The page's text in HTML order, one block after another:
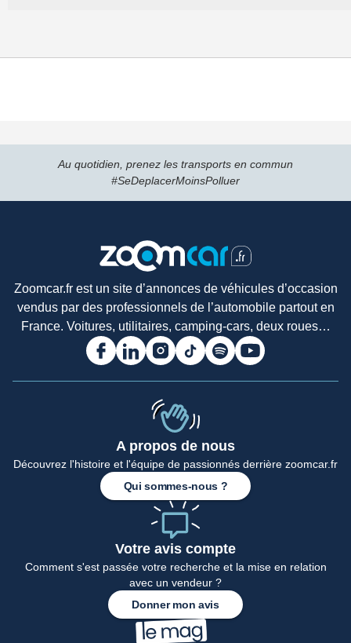
Au quotidien, prenez les transports en commun
#SeDeplacerMoinsPolluer
Zoomcar.fr est un site d’annonces de véhicules d’occasion
vendus par des professionnels de l’automobile partout en
France. Voitures, utilitaires, camping-cars, deux roues…
A propos de nous
Découvrez l'histoire et l'équipe de passionnés derrière zoomcar.fr
Qui sommes-nous ?
Votre avis compte
Comment s'est passée votre recherche et la mise en relation
avec un vendeur ?
Donner mon avis